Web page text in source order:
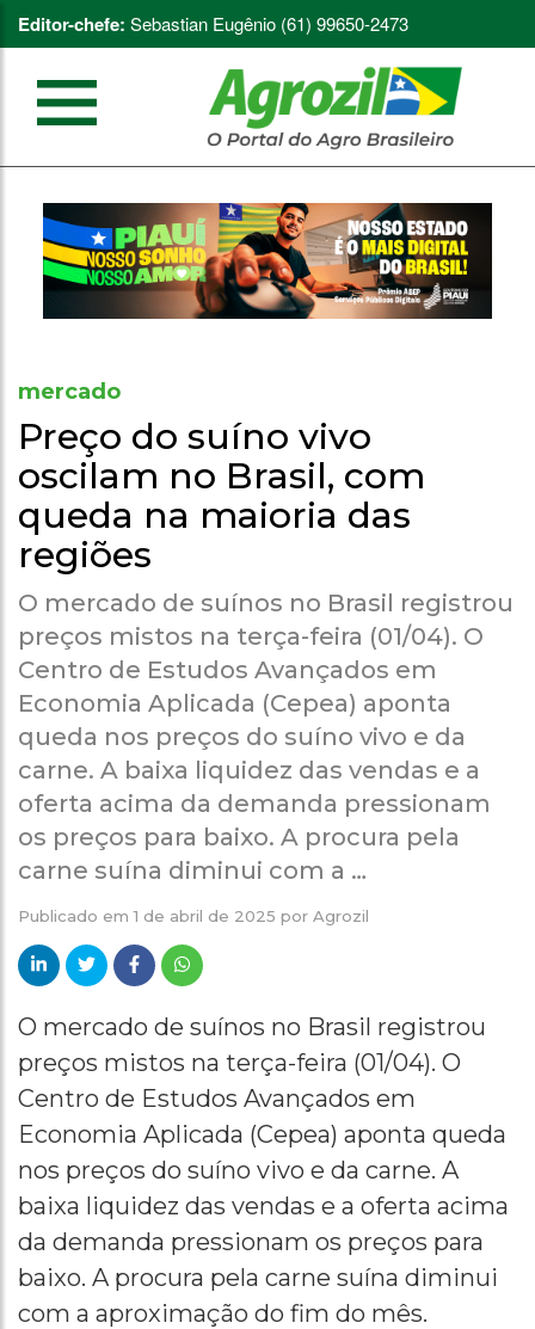
Editor-chefe: Sebastian Eugênio (61) 99650-2473
mercado
Preço do suíno vivo
oscilam no Brasil, com
queda na maioria das
regiões
O mercado de suínos no Brasil registrou
preços mistos na terça-feira (01/04). O
Centro de Estudos Avançados em
Economia Aplicada (Cepea) aponta
queda nos preços do suíno vivo e da
carne. A baixa liquidez das vendas e a
oferta acima da demanda pressionam
os preços para baixo. A procura pela
carne suína diminui com a …
Publicado em1 de abril de 2025 por Agrozil
O mercado de suínos no Brasil registrou
preços mistos na terça-feira (01/04). O
Centro de Estudos Avançados em
Economia Aplicada (Cepea) aponta queda
nos preços do suíno vivo e da carne. A
baixa liquidez das vendas e a oferta acima
da demanda pressionam os preços para
baixo. A procura pela carne suína diminui
com a aproximação do fim do mês.